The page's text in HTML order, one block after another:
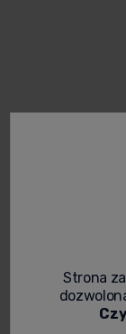
37,00 zł
Strona